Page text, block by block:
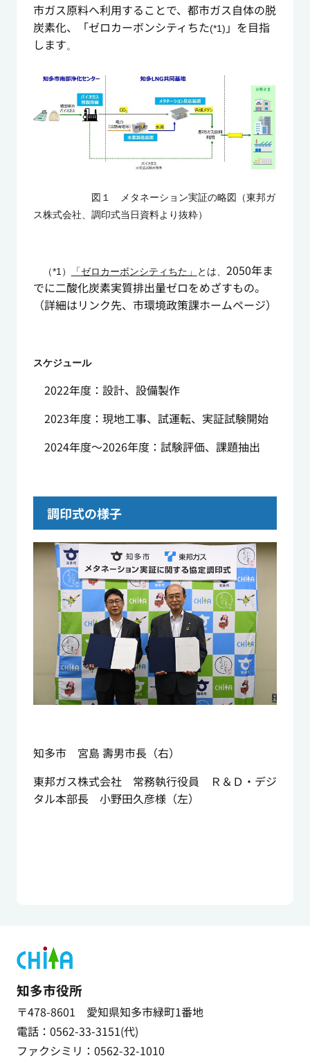
市ガス原料へ利用することで、都市ガス自体の脱
炭素化、「ゼロカーボンシティちた(*1) 」を目指
します。
図１ メタネーション実証の略図（東邦ガ
ス株式会社、調印式当日資料より抜粋）
（*1） 「ゼロカーボンシティちた」 とは、 2050年ま
でに二酸化炭素実質排出量ゼロをめざすもの。
（詳細はリンク先、市環境政策課ホームページ）
スケジュール
2022年度：設計、設備製作
2023年度：現地工事、試運転、実証試験開始
2024年度～2026年度：試験評価、課題抽出
調印式の様子
知多市 宮島 壽男市長（右）
東邦ガス株式会社 常務執行役員 Ｒ＆Ｄ・デジ
タル本部長 小野田久彦様（左）
知多市役所
〒478-8601 愛知県知多市緑町1番地
電話：0562-33-3151(代)
ファクシミリ：0562-32-1010